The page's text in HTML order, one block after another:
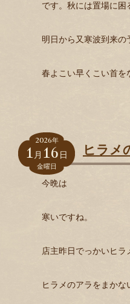
です。秋には置場に困
明日から又寒波到来の
春よこい早くこい首を
2026年
1 月 16 日
金曜日
ヒラメ
今晩は
寒いですね。
店主昨日でっかいヒラ
ヒラメのアラをまか